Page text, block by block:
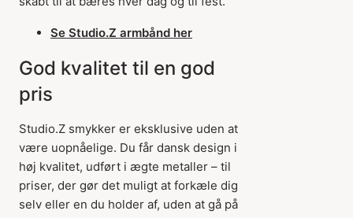
Se Studio.Z armbånd her
God kvalitet til en god
pris
Studio.Z smykker er eksklusive uden at
være uopnåelige. Du får dansk design i
høj kvalitet, udført i ægte metaller – til
priser, der gør det muligt at forkæle dig
selv eller en du holder af, uden at gå på